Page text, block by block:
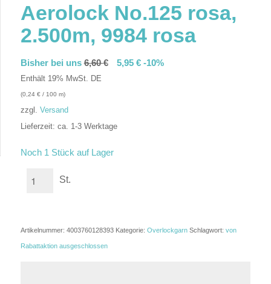
Aerolock No.125 rosa,
2.500m, 9984 rosa
Bisher bei uns 6,60€ 5,95 €-10%
Enthält 19% MwSt. DE
(0,24 €/ 100 m)
zzgl. Versand
Lieferzeit: ca. 1-3 Werktage
Noch 1 Stück auf Lager
St.
Artikelnummer: 4003760128393 Kategorie: Overlockgarn Schlagwort: von
Rabattaktion ausgeschlossen